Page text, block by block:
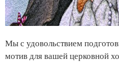
Мы с удовольствием
мотив для вашей церковной